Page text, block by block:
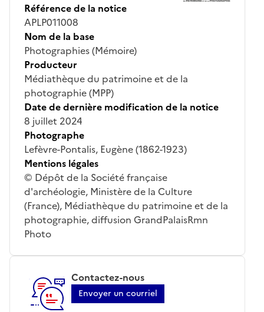
Référence de la notice
APLP011008
Nom de la base
Photographies (Mémoire)
Producteur
Médiathèque du patrimoine et de la
photographie (MPP)
Date de dernière modification de la notice
8 juillet 2024
Photographe
Lefèvre-Pontalis, Eugène (1862-1923)
Mentions légales
© Dépôt de la Société française
d'archéologie, Ministère de la Culture
(France), Médiathèque du patrimoine et de la
photographie, diffusion GrandPalaisRmn
Photo
Contactez-nous
Envoyer un courriel